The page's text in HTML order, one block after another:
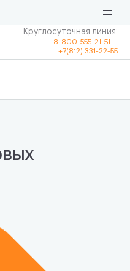
Круглосуточная линия:
8-800-555-21-51
+7(812) 331-22-55